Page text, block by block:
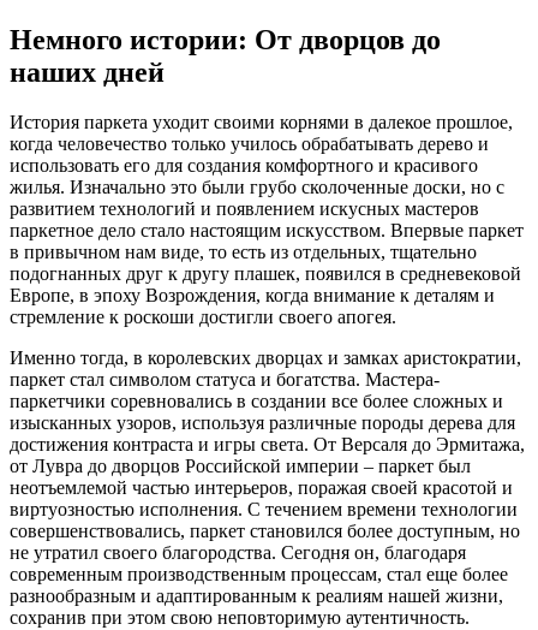
Немного истории: От дворцов до
наших дней
История паркета уходит своими корнями в далекое прошлое,
когда человечество только училось обрабатывать дерево и
использовать его для создания комфортного и красивого
жилья. Изначально это были грубо сколоченные доски, но с
развитием технологий и появлением искусных мастеров
паркетное дело стало настоящим искусством. Впервые паркет
в привычном нам виде, то есть из отдельных, тщательно
подогнанных друг к другу плашек, появился в средневековой
Европе, в эпоху Возрождения, когда внимание к деталям и
стремление к роскоши достигли своего апогея.
Именно тогда, в королевских дворцах и замках аристократии,
паркет стал символом статуса и богатства. Мастера-
паркетчики соревновались в создании все более сложных и
изысканных узоров, используя различные породы дерева для
достижения контраста и игры света. От Версаля до Эрмитажа,
от Лувра до дворцов Российской империи – паркет был
неотъемлемой частью интерьеров, поражая своей красотой и
виртуозностью исполнения. С течением времени технологии
совершенствовались, паркет становился более доступным, но
не утратил своего благородства. Сегодня он, благодаря
современным производственным процессам, стал еще более
разнообразным и адаптированным к реалиям нашей жизни,
сохранив при этом свою неповторимую аутентичность.